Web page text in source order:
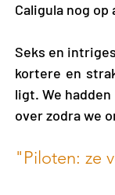
Caligula nog
Seks en
kortere en
ligt. We
over zodra we
"Piloten: ze